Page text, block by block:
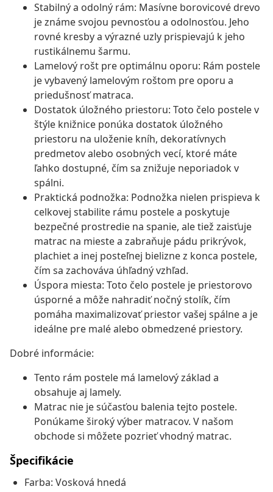
Stabilný a odolný rám: Masívne borovicové drevo
je známe svojou pevnosťou a odolnosťou. Jeho
rovné kresby a výrazné uzly prispievajú k jeho
rustikálnemu šarmu.
Lamelový rošt pre optimálnu oporu: Rám postele
je vybavený lamelovým roštom pre oporu a
priedušnosť matraca.
Dostatok úložného priestoru: Toto čelo postele v
štýle knižnice ponúka dostatok úložného
priestoru na uloženie kníh, dekoratívnych
predmetov alebo osobných vecí, ktoré máte
ľahko dostupné, čím sa znižuje neporiadok v
spálni.
Praktická podnožka: Podnožka nielen prispieva k
celkovej stabilite rámu postele a poskytuje
bezpečné prostredie na spanie, ale tiež zaisťuje
matrac na mieste a zabraňuje pádu prikrývok,
plachiet a inej posteľnej bielizne z konca postele,
čím sa zachováva úhľadný vzhľad.
Úspora miesta: Toto čelo postele je priestorovo
úsporné a môže nahradiť nočný stolík, čím
pomáha maximalizovať priestor vašej spálne a je
ideálne pre malé alebo obmedzené priestory.
Dobré informácie:
Tento rám postele má lamelový základ a
obsahuje aj lamely.
Matrac nie je súčasťou balenia tejto postele.
Ponúkame široký výber matracov. V našom
obchode si môžete pozrieť vhodný matrac.
Špecifikácie
Farba: Vosková hnedá